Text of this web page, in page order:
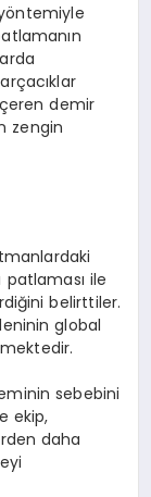
demir
zengin
patlaması ile
belirttiler.
global
sebebini
ekip,
daha